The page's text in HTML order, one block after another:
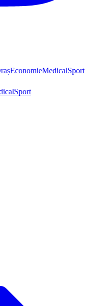
EconomieMedicalSport
Sport